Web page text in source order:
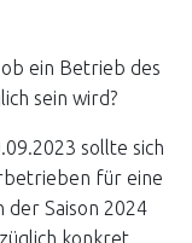
ein Betrieb des
sein wird?
sollte sich
für eine
Saison 2024
konkret